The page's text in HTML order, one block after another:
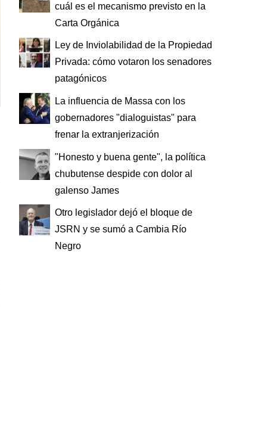
cuál es el mecanismo previsto en la
Carta Orgánica
Ley de Inviolabilidad de la Propiedad
Privada: cómo votaron los senadores
patagónicos
La influencia de Massa con los
gobernadores "dialoguistas" para
frenar la extranjerización
"Honesto y buena gente", la política
chubutense despide con dolor al
galenso James
Otro legislador dejó el bloque de
JSRN y se sumó a Cambia Río
Negro